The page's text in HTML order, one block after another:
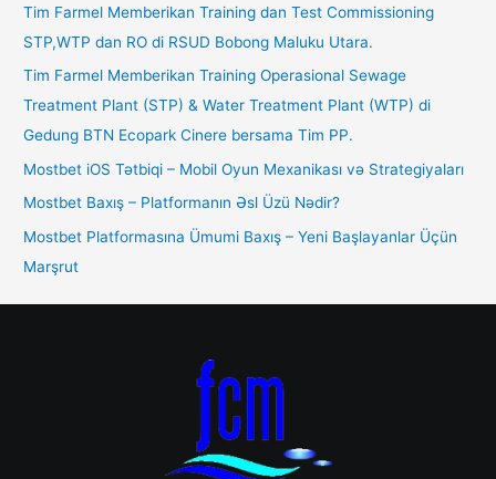
Tim Farmel Memberikan Training dan Test Commissioning
STP,WTP dan RO di RSUD Bobong Maluku Utara.
Tim Farmel Memberikan Training Operasional Sewage
Treatment Plant (STP) & Water Treatment Plant (WTP) di
Gedung BTN Ecopark Cinere bersama Tim PP.
Mostbet iOS Tətbiqi – Mobil Oyun Mexanikası və Strategiyaları
Mostbet Baxış – Platformanın Əsl Üzü Nədir?
Mostbet Platformasına Ümumi Baxış – Yeni Başlayanlar Üçün
Marşrut